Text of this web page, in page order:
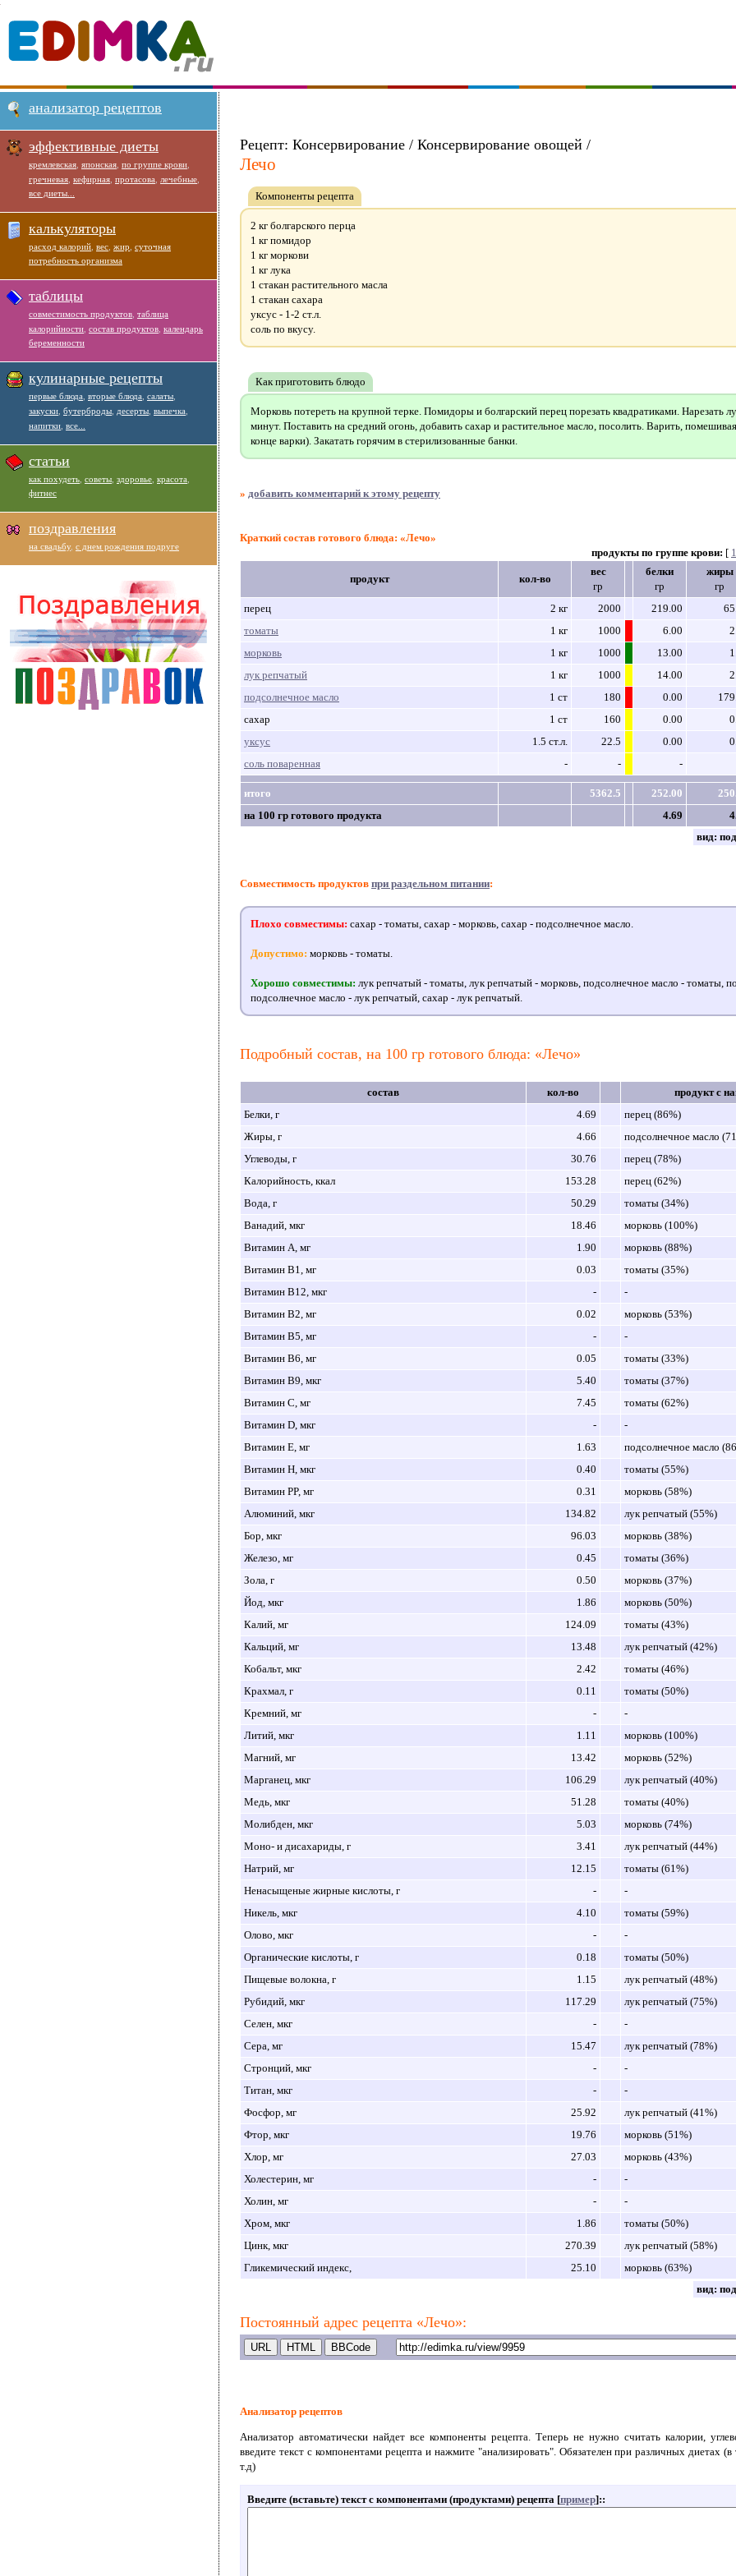
Рецепт: Консервирование / Консервирование овощей /
Лечо
Компоненты рецепта
2 кг болгарского перца
1 кг помидор
1 кг моркови
1 кг лука
1 стакан растительного масла
1 стакан сахара
уксус - 1-2 ст.л.
соль по вкусу.
Как приготовить блюдо
Морковь потереть на крупной терке. Помидоры и болгарский перец порезать квадратиками. Нарезать
минут. Поставить на средний огонь, добавить сахар и растительное масло, посолить. Варить,
конце варки). Закатать горячим в стерилизованные банки.
» добавить комментарий к этому рецепту
Краткий состав готового блюда: «Лечо»
продукты по группе крови: [ 1
продукт кол-во
вес
гр
белки
гр
жиры
гр
перец
2 кг 2000 219.00
томаты
1 кг 1000 6.00
морковь
1 кг 1000 13.00
лук репчатый
1 кг 1000 14.00
подсолнечное масло
1 ст 180 0.00
сахар
1 ст 160 0.00
уксус
1.5 ст.л. 22.5 0.00
соль поваренная
- - -
итого 5362.5 252.00
на 100 гр готового продукта
4.69
вид:
Совместимость продуктов при раздельном питании:
Плохо совместимы: сахар - томаты, сахар - морковь, сахар - подсолнечное масло.
Допустимо: морковь - томаты.
Хорошо совместимы: лук репчатый - томаты, лук репчатый - морковь, подсолнечное масло - томаты,
подсолнечное масло - лук репчатый, сахар - лук репчатый.
Подробный состав, на 100 гр готового блюда: «Лечо»
состав кол-во
продукт с
Белки, г
4.69
перец (86%)
Жиры, г
4.66
подсолнечное масло
Углеводы, г
30.76
перец (78%)
Калорийность, ккал
153.28
перец (62%)
Вода, г
50.29
томаты (34%)
Ванадий, мкг
18.46
морковь (100%)
Витамин A, мг
1.90
морковь (88%)
Витамин B1, мг
0.03
томаты (35%)
Витамин B12, мкг
-
-
Витамин B2, мг
0.02
морковь (53%)
Витамин B5, мг
-
-
Витамин B6, мг
0.05
томаты (33%)
Витамин B9, мкг
5.40
томаты (37%)
Витамин C, мг
7.45
томаты (62%)
Витамин D, мкг
-
-
Витамин E, мг
1.63
подсолнечное масло
Витамин H, мкг
0.40
томаты (55%)
Витамин PP, мг
0.31
морковь (58%)
Алюминий, мкг
134.82
лук репчатый (55%)
Бор, мкг
96.03
морковь (38%)
Железо, мг
0.45
томаты (36%)
Зола, г
0.50
морковь (37%)
Йод, мкг
1.86
морковь (50%)
Калий, мг
124.09
томаты (43%)
Кальций, мг
13.48
лук репчатый (42%)
Кобальт, мкг
2.42
томаты (46%)
Крахмал, г
0.11
томаты (50%)
Кремний, мг
-
-
Литий, мкг
1.11
морковь (100%)
Магний, мг
13.42
морковь (52%)
Марганец, мкг
106.29
лук репчатый (40%)
Медь, мкг
51.28
томаты (40%)
Молибден, мкг
5.03
морковь (74%)
Моно- и дисахариды, г
3.41
лук репчатый (44%)
Натрий, мг
12.15
томаты (61%)
Ненасыщеные жирные кислоты, г
-
-
Никель, мкг
4.10
томаты (59%)
Олово, мкг
-
-
Органические кислоты, г
0.18
томаты (50%)
Пищевые волокна, г
1.15
лук репчатый (48%)
Рубидий, мкг
117.29
лук репчатый (75%)
Селен, мкг
-
-
Сера, мг
15.47
лук репчатый (78%)
Стронций, мкг
-
-
Титан, мкг
-
-
Фосфор, мг
25.92
лук репчатый (41%)
Фтор, мкг
19.76
морковь (51%)
Хлор, мг
27.03
морковь (43%)
Холестерин, мг
-
-
Холин, мг
-
-
Хром, мкг
1.86
томаты (50%)
Цинк, мкг
270.39
лук репчатый (58%)
Гликемический индекс,
25.10
морковь (63%)
вид:
Постоянный адрес рецепта «Лечо»:
Анализатор рецептов
Анализатор автоматически найдет все компоненты рецепта. Теперь не нужно считать калории,
введите текст с компонентами рецепта и нажмите "анализировать". Обязателен при различных диетах (в
т.д)
Введите (вставьте) текст с компонентами (продуктами) рецепта [пример]::
анализатор рецептов
эффективные диеты
кремлевская японская по группе крови
гречневая кефирная протасова лечебные
все диеты...
калькуляторы
расход калорий вес жир суточная
потребность организма
таблицы
совместимость продуктов таблица
калорийности состав продуктов календарь
беременности
кулинарные рецепты
первые блюда вторые блюда салаты
закуски бутерброды десерты выпечка
напитки все...
статьи
как похудеть советы здоровье красота
фитнес
поздравления
на свадьбу, с днем рождения подруге